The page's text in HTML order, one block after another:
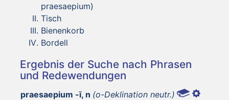
praesaepium)
Tisch
Bienenkorb
Bordell
Ergebnis der Suche nach Phrasen
und Redewendungen
praesaepium -ī, n (o-Deklination neutr.)